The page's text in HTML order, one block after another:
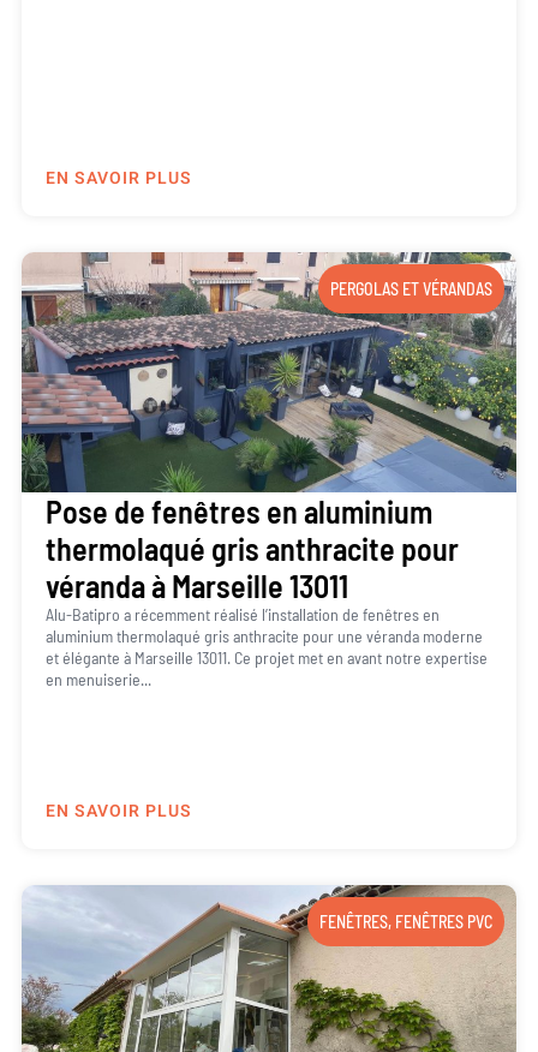
EN SAVOIR PLUS
PERGOLAS ET VÉRANDAS
Pose de fenêtres en aluminium
thermolaqué gris anthracite pour
véranda à Marseille 13011
Alu-Batipro a récemment réalisé l’installation de fenêtres en
aluminium thermolaqué gris anthracite pour une véranda moderne
et élégante à Marseille 13011. Ce projet met en avant notre expertise
en menuiserie...
EN SAVOIR PLUS
FENÊTRES, FENÊTRES PVC